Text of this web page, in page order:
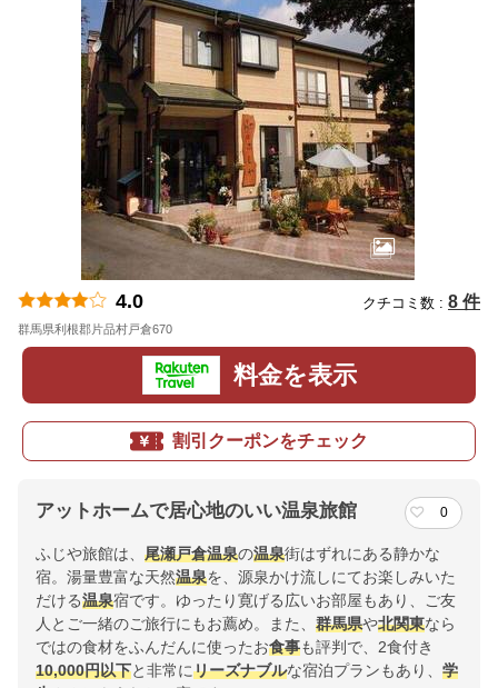
4.0 クチコミ数 : 8 件
群馬県利根郡片品村戸倉670
料金を表示
割引クーポンをチェック
アットホームで居心地のいい温泉旅館 0
ふじや旅館は、 尾瀬戸倉温泉の温泉街はずれにある静かな
宿。湯量豊富な天然温泉を、源泉かけ流しにてお楽しみいた
だける温泉宿です。ゆったり寛げる広いお部屋もあり、ご友
人とご一緒のご旅行にもお薦め。また、 群馬県や北関東なら
ではの食材をふんだんに使ったお食事も評判で、2食付き
10,000円以下と非常にリーズナブルな宿泊プランもあり、 学